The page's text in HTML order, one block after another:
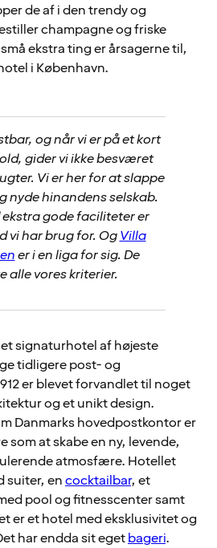
de af i den trendy og
champagne og friske
ekstra ting er årsagerne til,
i København.
og når vi er på et kort
gider vi ikke besværet
Vi er her for at slappe
nyde hinandens selskab.
gode faciliteter er
vi har brug for. OgVilla
er i en liga for sig. De
alle vores kriterier.
signaturhotel af højeste
tidligere post- og
er blevet forvandlet til noget
og et unikt design.
Danmarks hovedpostkontor er
som at skabe en ny, levende,
atmosfære. Hotellet
suiter, encocktailbar, et
pool og fitnesscenter samt
er et hotel med eksklusivitet og
har endda sit egetbageri.